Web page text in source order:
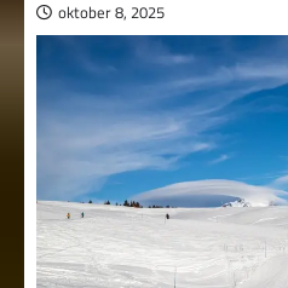
oktober 8, 2025